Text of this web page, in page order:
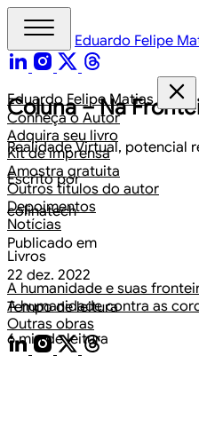
Eduardo Felipe
Eduardo Felipe Matias
Conheça o Autor
Adquira seu livro
Kit de imprensa
Amostra gratuita
Outros títulos do autor
Depoimentos
Notícias
Livros
A humanidade e suas
A humanidade contra as
Outras obras
Coluna – Na
Realidade Virtual, potencial
Escrito por
colinatech
Publicado em
22 dez. 2022
Tempo de leitura
6 min de leitura